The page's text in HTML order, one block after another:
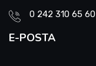
0 242 310 65 60
E-POSTA